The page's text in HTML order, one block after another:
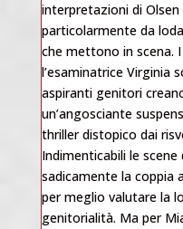
interpretazioni di Olsen
particolarmente da
che mettono in scena.
l’esaminatrice Virginia
aspiranti genitori
un’angosciante
thriller distopico dai
Indimenticabili le
sadicamente la coppia
per meglio valutare la
genitorialità. Ma per